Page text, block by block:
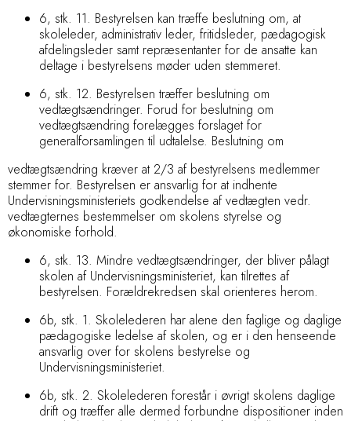
6, stk. 11. Bestyrelsen kan træffe beslutning om, at
skoleleder, administrativ leder, fritidsleder, pædagogisk
afdelingsleder samt repræsentanter for de ansatte kan
deltage i bestyrelsens møder uden stemmeret.
6, stk. 12. Bestyrelsen træffer beslutning om
vedtægtsændringer. Forud for beslutning om
vedtægtsændring forelægges forslaget for
generalforsamlingen til udtalelse. Beslutning om
vedtægtsændring kræver at 2/3 af bestyrelsens medlemmer
stemmer for. Bestyrelsen er ansvarlig for at indhente
Undervisningsministeriets godkendelse af vedtægten vedr.
vedtægternes bestemmelser om skolens styrelse og
økonomiske forhold.
6, stk. 13. Mindre vedtægtsændringer, der bliver pålagt
skolen af Undervisningsministeriet, kan tilrettes af
bestyrelsen. Forældrekredsen skal orienteres herom.
6b, stk. 1. Skolelederen har alene den faglige og daglige
pædagogiske ledelse af skolen, og er i den henseende
ansvarlig over for skolens bestyrelse og
Undervisningsministeriet.
6b, stk. 2. Skolelederen forestår i øvrigt skolens daglige
drift og træffer alle dermed forbundne dispositioner inden